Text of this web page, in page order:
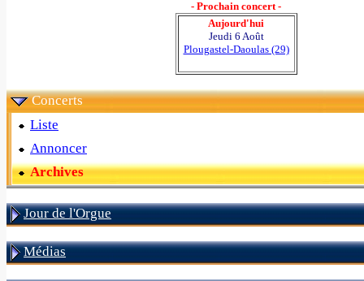
- Prochain concert -
Aujourd'hui
Jeudi 6 Août
Plougastel-Daoulas (29)
Concerts
Liste
Annoncer
Archives
Jour de l'Orgue
Médias